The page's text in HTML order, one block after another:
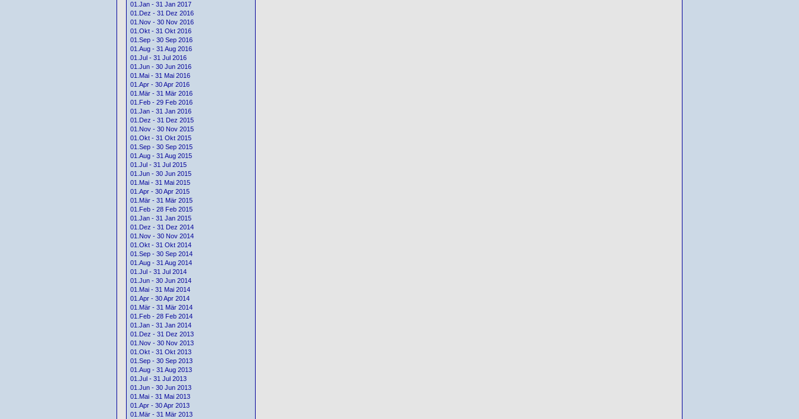
01.Jan - 31 Jan 2017
01.Dez - 31 Dez 2016
01.Nov - 30 Nov 2016
01.Okt - 31 Okt 2016
01.Sep - 30 Sep 2016
01.Aug - 31 Aug 2016
01.Jul - 31 Jul 2016
01.Jun - 30 Jun 2016
01.Mai - 31 Mai 2016
01.Apr - 30 Apr 2016
01.Mär - 31 Mär 2016
01.Feb - 29 Feb 2016
01.Jan - 31 Jan 2016
01.Dez - 31 Dez 2015
01.Nov - 30 Nov 2015
01.Okt - 31 Okt 2015
01.Sep - 30 Sep 2015
01.Aug - 31 Aug 2015
01.Jul - 31 Jul 2015
01.Jun - 30 Jun 2015
01.Mai - 31 Mai 2015
01.Apr - 30 Apr 2015
01.Mär - 31 Mär 2015
01.Feb - 28 Feb 2015
01.Jan - 31 Jan 2015
01.Dez - 31 Dez 2014
01.Nov - 30 Nov 2014
01.Okt - 31 Okt 2014
01.Sep - 30 Sep 2014
01.Aug - 31 Aug 2014
01.Jul - 31 Jul 2014
01.Jun - 30 Jun 2014
01.Mai - 31 Mai 2014
01.Apr - 30 Apr 2014
01.Mär - 31 Mär 2014
01.Feb - 28 Feb 2014
01.Jan - 31 Jan 2014
01.Dez - 31 Dez 2013
01.Nov - 30 Nov 2013
01.Okt - 31 Okt 2013
01.Sep - 30 Sep 2013
01.Aug - 31 Aug 2013
01.Jul - 31 Jul 2013
01.Jun - 30 Jun 2013
01.Mai - 31 Mai 2013
01.Apr - 30 Apr 2013
01.Mär - 31 Mär 2013